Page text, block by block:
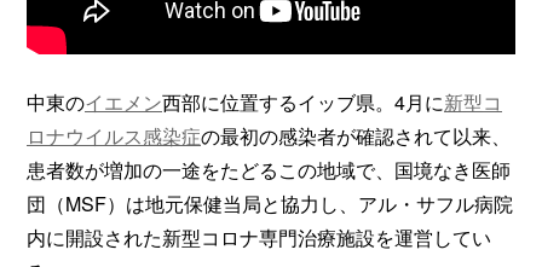
中東のイエメン西部に位置するイッブ県。4月に新型コ
ロナウイルス感染症の最初の感染者が確認されて以来、
患者数が増加の一途をたどるこの地域で、国境なき医師
団（MSF）は地元保健当局と協力し、アル・サフル病院
内に開設された新型コロナ専門治療施設を運営してい